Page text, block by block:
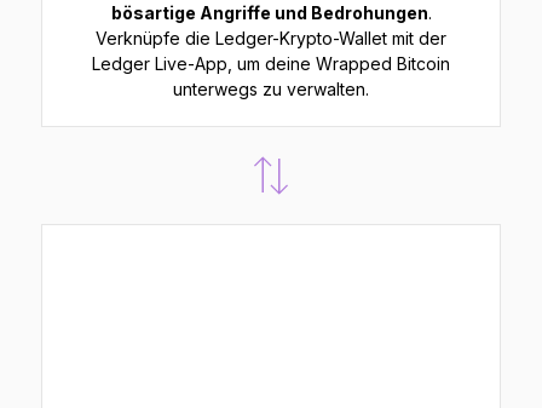
bösartige Angriffe und Bedrohungen.
Verknüpfe die Ledger-Krypto-Wallet mit der
Ledger Live-App, um deine Wrapped Bitcoin
unterwegs zu verwalten.